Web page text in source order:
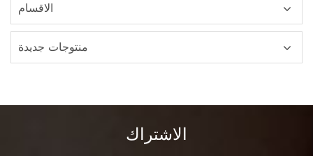
الاقسام
منتوجات جديدة
الاشتراك